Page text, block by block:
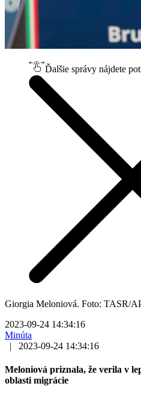
Ďalšie správy nájdete
Giorgia Meloniová. Foto: TASR/
2023-09-24 14:34:16
Minúta
|
2023-09-24 14:34:16
Meloniová priznala, že verila v
oblasti migrácie